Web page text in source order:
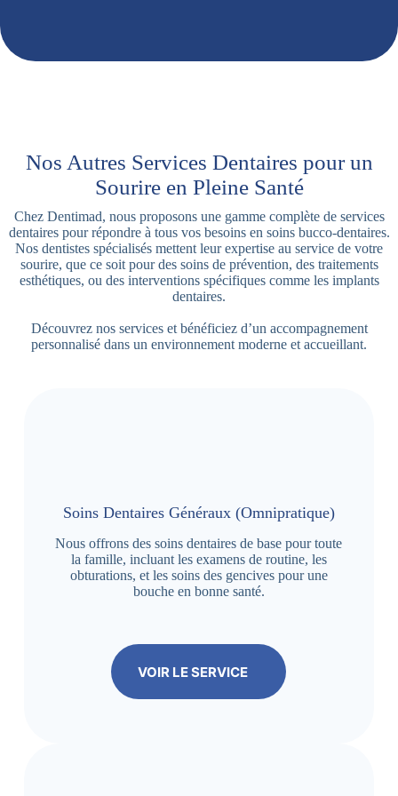
Nos Autres Services Dentaires pour un
Sourire en Pleine Santé
Chez Dentimad, nous proposons une gamme complète de services
dentaires pour répondre à tous vos besoins en soins bucco-dentaires.
Nos dentistes spécialisés mettent leur expertise au service de votre
sourire, que ce soit pour des soins de prévention, des traitements
esthétiques, ou des interventions spécifiques comme les implants
dentaires.
Découvrez nos services et bénéficiez d’un accompagnement
personnalisé dans un environnement moderne et accueillant.
Soins Dentaires Généraux (Omnipratique)
Nous offrons des soins dentaires de base pour toute
la famille, incluant les examens de routine, les
obturations, et les soins des gencives pour une
bouche en bonne santé.
VOIR LE SERVICE